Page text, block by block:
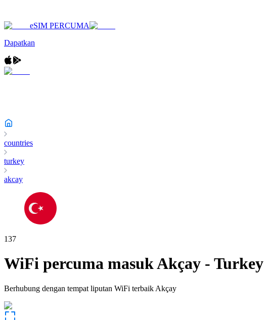
eSIM PERCUMA
Dapatkan
countries
turkey
akcay
137
WiFi percuma masukAkçay - Turkey
Berhubung dengan tempat liputan WiFi terbaik Akçay